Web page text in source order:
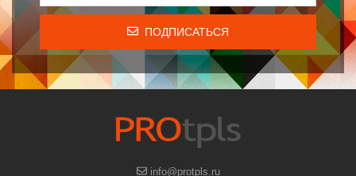
ПОДПИСАТЬСЯ
info@protpls.ru